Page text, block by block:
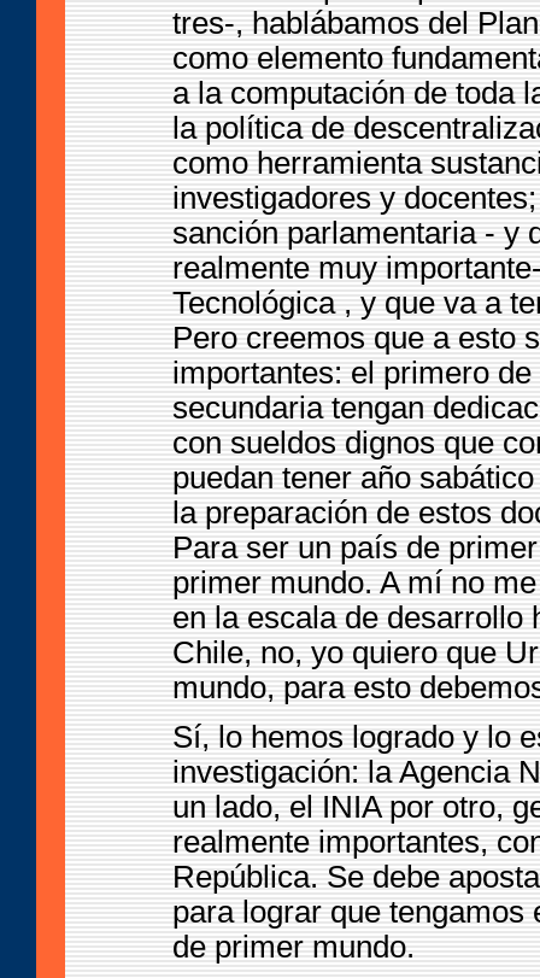
tres-, hablábamos del
como elemento
a la computación de toda
la política de
como herramienta
investigadores y
sanción parlamentaria - y
realmente muy
Tecnológica , y que va a
Pero creemos que a esto
importantes: el primero
secundaria tengan
con sueldos dignos que
puedan tener año
la preparación de estos
Para ser un país de
primer mundo. A mí no
en la escala de desarrollo
Chile, no, yo quiero que
mundo, para esto
Sí, lo hemos logrado y lo
investigación: la Agencia
un lado, el INIA por otro,
realmente importantes,
República. Se debe
para lograr que
de primer mundo.